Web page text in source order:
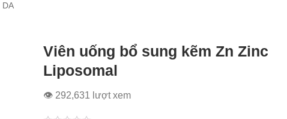
DA
Viên uống bổ sung kẽm Zn Zinc
Liposomal
👁 292,631 lượt xem